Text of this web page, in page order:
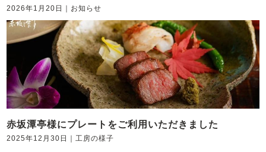
2026年1月20日 ｜ お知らせ
赤坂潭亭様にプレートをご利用いただきました
2025年12月30日 ｜ 工房の様子